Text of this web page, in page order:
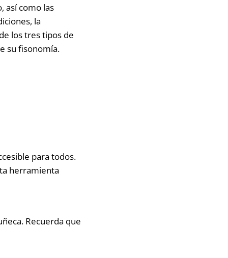
así como las
la
los tres tipos de
su fisonomía.
para todos.
herramienta
Recuerda que